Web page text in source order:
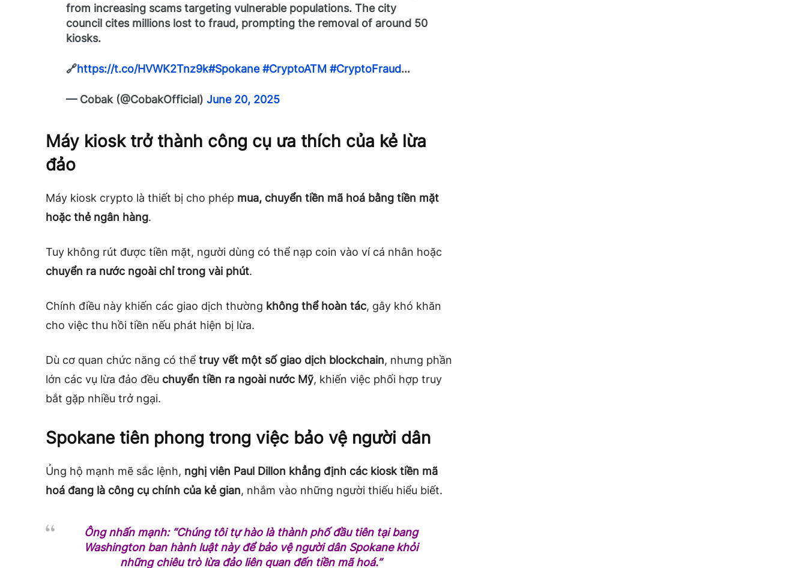
from increasing scams targeting vulnerable populations. The city
council cites millions lost to fraud, prompting the removal of around 50
kiosks.
🔗https://t.co/HVWK2Tnz9k#Spokane #CryptoATM #CryptoFraud…
— Cobak (@CobakOfficial)June 20, 2025
Máy kiosk trở thành công cụ ưa thích của kẻ lừa
đảo
Máy kiosk crypto là thiết bị cho phép mua, chuyển tiền mã hoá bằng tiền mặt
hoặc thẻ ngân hàng.
Tuy không rút được tiền mặt, người dùng có thể nạp coin vào ví cá nhân hoặc
chuyển ra nước ngoài chỉ trong vài phút.
Chính điều này khiến các giao dịch thường không thể hoàn tác, gây khó khăn
cho việc thu hồi tiền nếu phát hiện bị lừa.
Dù cơ quan chức năng có thể truy vết một số giao dịch blockchain, nhưng phần
lớn các vụ lừa đảo đều chuyển tiền ra ngoài nước Mỹ, khiến việc phối hợp truy
bắt gặp nhiều trở ngại.
Spokane tiên phong trong việc bảo vệ người dân
Ủng hộ mạnh mẽ sắc lệnh, nghị viên Paul Dillon khẳng định các kiosk tiền mã
hoá đang là công cụ chính của kẻ gian, nhắm vào những người thiếu hiểu biết.
Ông nhấn mạnh: “Chúng tôi tự hào là thành phố đầu tiên tại bang
Washington ban hành luật này để bảo vệ người dân Spokane khỏi
những chiêu trò lừa đảo liên quan đến tiền mã hoá.”